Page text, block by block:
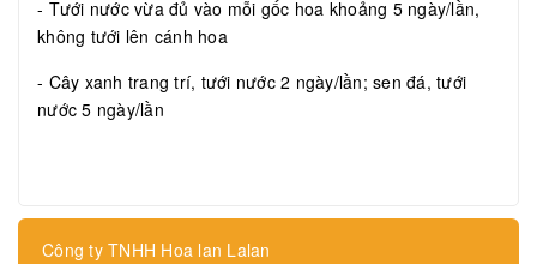
- Tưới nước vừa đủ vào mỗi gốc hoa khoảng 5 ngày/lần,
không tưới lên cánh hoa
- Cây xanh trang trí, tưới nước 2 ngày/lần; sen đá, tưới
nước 5 ngày/lần
Công ty TNHH Hoa lan Lalan